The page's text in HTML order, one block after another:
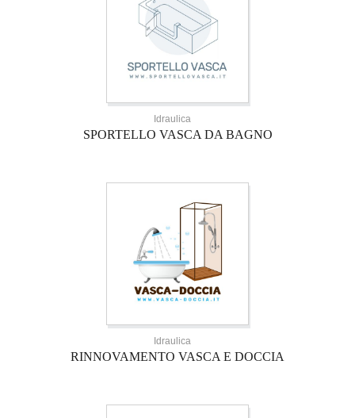
Idraulica
SPORTELLO VASCA DA BAGNO
Idraulica
RINNOVAMENTO VASCA E DOCCIA